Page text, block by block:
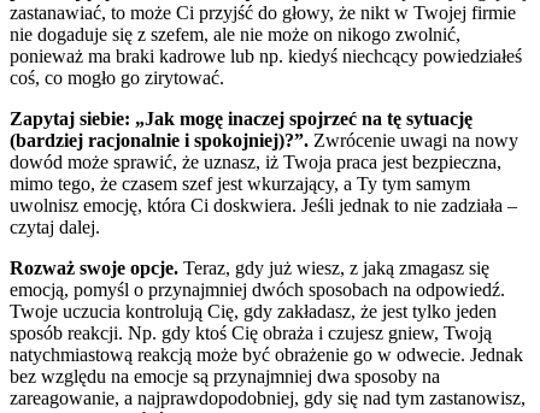
zastanawiać, to może Ci przyjść do głowy, że nikt w Twojej firmie
nie dogaduje się z szefem, ale nie może on nikogo zwolnić,
ponieważ ma braki kadrowe lub np. kiedyś niechcący powiedziałeś
coś, co mogło go zirytować.
Zapytaj siebie: „Jak mogę inaczej spojrzeć na tę sytuację
(bardziej racjonalnie i spokojniej)?”. Zwrócenie uwagi na nowy
dowód może sprawić, że uznasz, iż Twoja praca jest bezpieczna,
mimo tego, że czasem szef jest wkurzający, a Ty tym samym
uwolnisz emocję, która Ci doskwiera. Jeśli jednak to nie zadziała –
czytaj dalej.
Rozważ swoje opcje. Teraz, gdy już wiesz, z jaką zmagasz się
emocją, pomyśl o przynajmniej dwóch sposobach na odpowiedź.
Twoje uczucia kontrolują Cię, gdy zakładasz, że jest tylko jeden
sposób reakcji. Np. gdy ktoś Cię obraża i czujesz gniew, Twoją
natychmiastową reakcją może być obrażenie go w odwecie. Jednak
bez względu na emocje są przynajmniej dwa sposoby na
zareagowanie, a najprawdopodobniej, gdy się nad tym zastanowisz,